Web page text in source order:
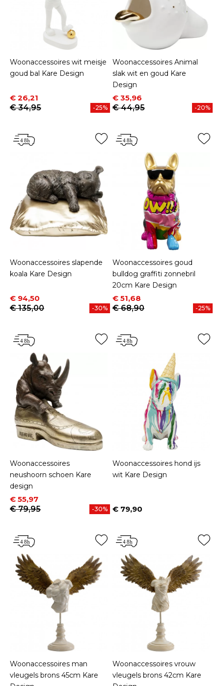
Woonaccessoires wit meisje
goud bal Kare Design
Prijs
€ 26,21
Normale prijs
€ 34,95
-25%
Woonaccessoires Animal
slak wit en goud Kare
Design
Prijs
€ 35,96
Normale prijs
€ 44,95
-20%
Woonaccessoires slapende
koala Kare Design
Prijs
€ 94,50
Normale prijs
€ 135,00
-30%
Woonaccessoires goud
bulldog graffiti zonnebril
20cm Kare Design
Prijs
€ 51,68
Normale prijs
€ 68,90
-25%
Woonaccessoires
neushoorn schoen Kare
design
Prijs
€ 55,97
Normale prijs
€ 79,95
-30%
Woonaccessoires hond ijs
wit Kare Design
Prijs
€ 79,90
Woonaccessoires man
vleugels brons 45cm Kare
Woonaccessoires vrouw
vleugels brons 42cm Kare